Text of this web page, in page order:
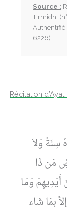
Source :
Tirmidhi
Authentifié
6226).
Récitation
سِنَةٌ وَلاَ
مَن ذَا
أَيْدِيهِمْ وَمَا
بِمَا شَاء